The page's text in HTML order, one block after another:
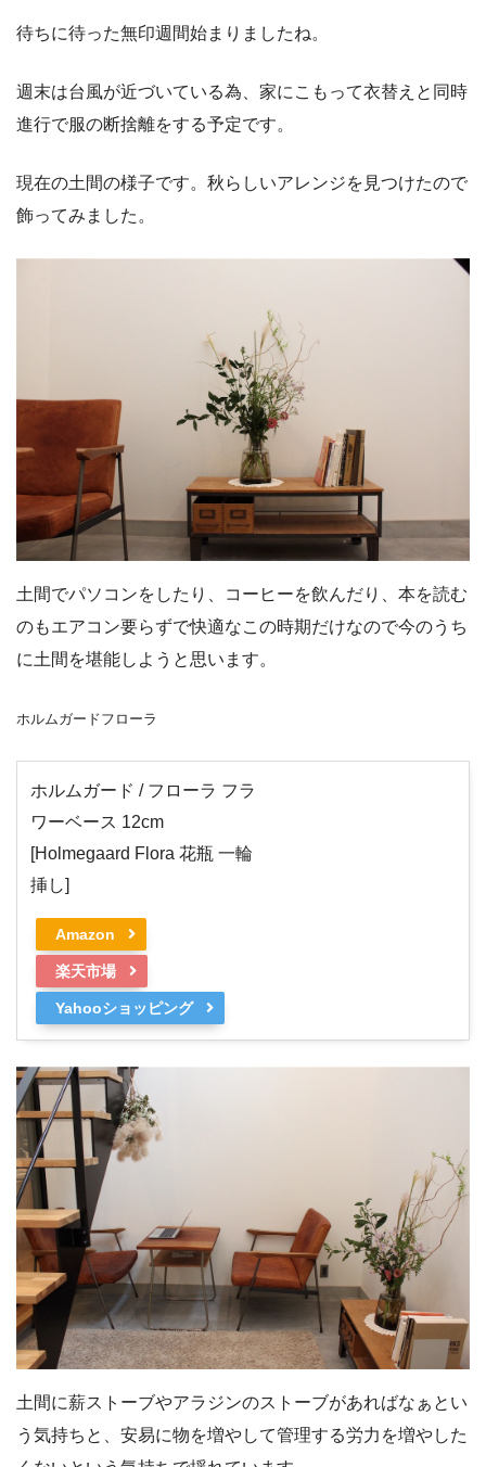
待ちに待った無印週間始まりましたね。
週末は台風が近づいている為、家にこもって衣替えと同時
進行で服の断捨離をする予定です。
現在の土間の様子です。秋らしいアレンジを見つけたので
飾ってみました。
土間でパソコンをしたり、コーヒーを飲んだり、本を読む
のもエアコン要らずで快適なこの時期だけなので今のうち
に土間を堪能しようと思います。
ホルムガードフローラ
ホルムガード / フローラ フラ
ワーベース 12cm
[Holmegaard Flora 花瓶 一輪
挿し]
Amazon
楽天市場
Yahooショッピング
土間に薪ストーブやアラジンのストーブがあればなぁとい
う気持ちと、安易に物を増やして管理する労力を増やした